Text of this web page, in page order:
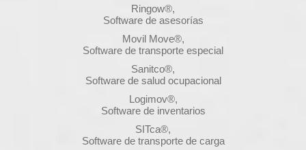
Ringow®,
Software de asesorías
Movil Move®,
Software de transporte especial
Sanitco®,
Software de salud ocupacional
Logimov®,
Software de inventarios
SITca®,
Software de transporte de carga